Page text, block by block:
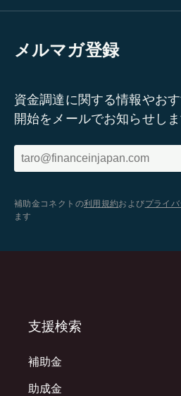
メルマガ登録
資金調達に関する情報やお
開始をメールでお知らせしま
補助金コネクトの利用規約およびプライ
ます
支援検索
補助金
助成金